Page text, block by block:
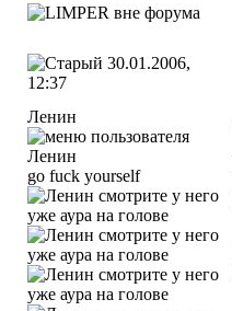
30.01.2006,
12:37
Ленин
go fuck yourself